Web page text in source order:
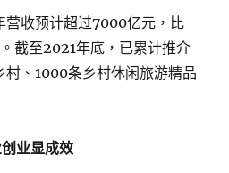
营收预计超过7000亿元，比
截至2021年底，已累计推介
、1000条乡村休闲旅游精品
业显成效